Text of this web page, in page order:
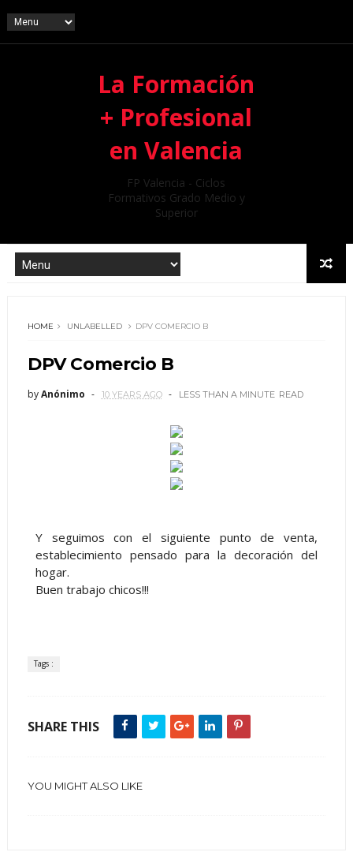
La Formación
+ Profesional
en Valencia
FP Valencia - Ciclos
Formativos Grado Medio y
Superior
HOME UNLABELLED DPV COMERCIO B
DPV Comercio B
byAnónimo 10 YEARS AGO LESS THAN A MINUTE READ
Y seguimos con el siguiente punto de venta,
establecimiento pensado para la decoración del
hogar.
Buen trabajo chicos!!!
Tags :
SHARE THIS
YOU MIGHT ALSO LIKE